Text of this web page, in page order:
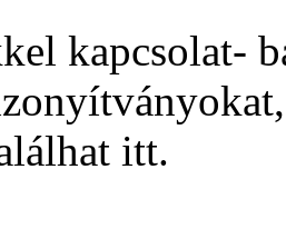
kapcsolat-
itt.